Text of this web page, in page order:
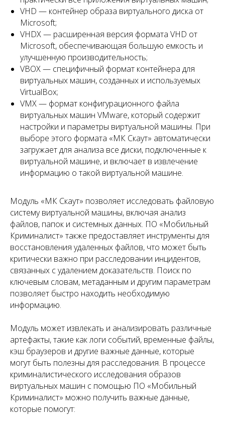
VHD — контейнер образа виртуального диска от
Microsoft;
VHDX — расширенная версия формата VHD от
Microsoft, обеспечивающая большую емкость и
улучшенную производительность;
VBOX — специфичный формат контейнера для
виртуальных машин, созданных и используемых
VirtualBox;
VMX — формат конфигурационного файла
виртуальных машин VMware, который содержит
настройки и параметры виртуальной машины. При
выборе этого формата «МК Скаут» автоматически
загружает для анализа все диски, подключенные к
виртуальной машине, и включает в извлечение
информацию о такой виртуальной машине.
Модуль «МК Скаут» позволяет исследовать файловую
систему виртуальной машины, включая анализ
файлов, папок и системных данных. ПО «Мобильный
Криминалист» также предоставляет инструменты для
восстановления удаленных файлов, что может быть
критически важно при расследовании инцидентов,
связанных с удалением доказательств. Поиск по
ключевым словам, метаданным и другим параметрам
позволяет быстро находить необходимую
информацию.
Модуль может извлекать и анализировать различные
артефакты, такие как логи событий, временные файлы,
кэш браузеров и другие важные данные, которые
могут быть полезны для расследования. В процессе
криминалистического исследования образов
виртуальных машин с помощью ПО «Мобильный
Криминалист» можно получить важные данные,
которые помогут: